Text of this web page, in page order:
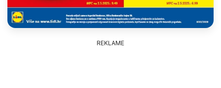
REKLAME